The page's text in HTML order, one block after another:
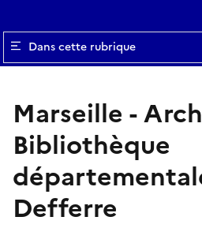
Dans cette rubrique
Marseille -
Bibliothèque
Defferre